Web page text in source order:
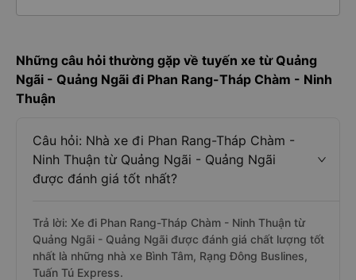
Những câu hỏi thường gặp về tuyến xe từ Quảng
Ngãi - Quảng Ngãi đi Phan Rang-Tháp Chàm - Ninh
Thuận
Câu hỏi: Nhà xe đi Phan Rang-Tháp Chàm -
Ninh Thuận từ Quảng Ngãi - Quảng Ngãi
được đánh giá tốt nhất?
Trả lời: Xe đi Phan Rang-Tháp Chàm - Ninh Thuận từ
Quảng Ngãi - Quảng Ngãi được đánh giá chất lượng tốt
nhất là những nhà xe Bình Tâm, Rạng Đông Buslines,
Tuấn Tú Express.